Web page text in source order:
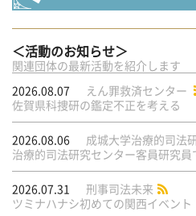
＜活動のお知らせ＞
関連団体の最新活動を紹介します
2026.08.07
えん罪救済センター
佐賀県科捜研の鑑定不正を考える
2026.08.06 成城大学治療的司法
2026.07.31
刑事司法未来
ツミナハナシ初めての関西イベン